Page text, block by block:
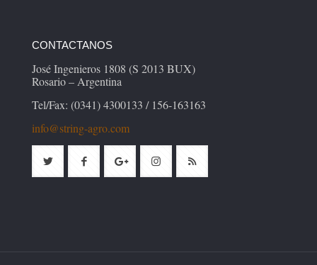
CONTACTANOS
José Ingenieros 1808 (S 2013 BUX)
Rosario – Argentina
Tel/Fax: (0341) 4300133 / 156-163163
info@string-agro.com